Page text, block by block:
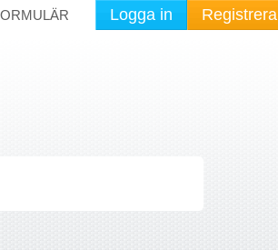
Logga in Registrera